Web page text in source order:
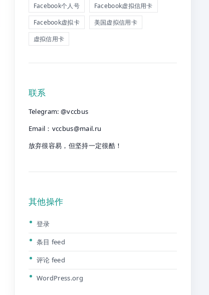
Facebook个人号
Facebook虚拟信用卡
Facebook虚拟卡
美国虚拟信用卡
虚拟信用卡
联系
Telegram: @vccbus
Email： vccbus@mail.ru
放弃很容易，但坚持一定很酷！
其他操作
登录
条目 feed
评论 feed
WordPress.org